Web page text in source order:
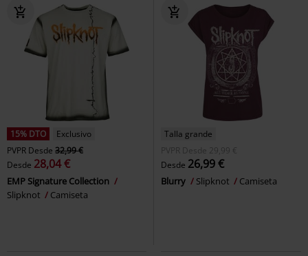
15% DTO
Exclusivo
PVPR Desde 32,99 €
Desde 28,04 €
EMP Signature Collection
Slipknot
Camiseta
Talla grande
PVPR
Desde 29,99 €
Desde 26,99 €
Blurry Slipknot Camiseta